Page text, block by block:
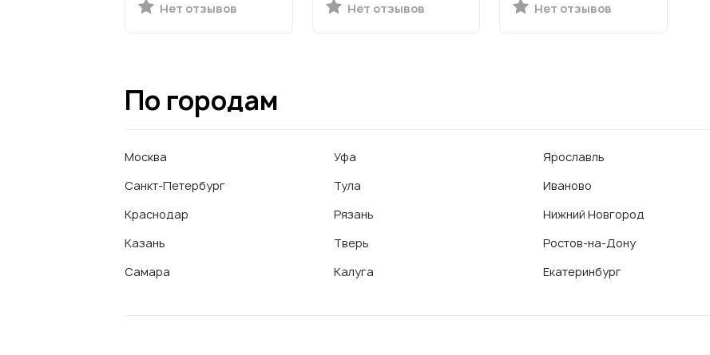
Нет отзывов Нет отзывов Нет отзывов
По городам
Москва
Санкт-Петербург
Краснодар
Казань
Самара
Уфа
Тула
Рязань
Тверь
Калуга
Ярославль
Иваново
Нижний Новгород
Ростов-на-Дону
Екатеринбург